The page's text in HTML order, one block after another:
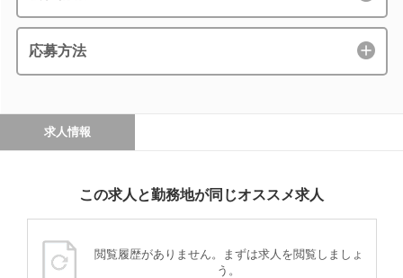
応募方法
求人情報
この求人と勤務地が同じオススメ求人
閲覧履歴がありません。まずは求人を閲覧しましょ
う。